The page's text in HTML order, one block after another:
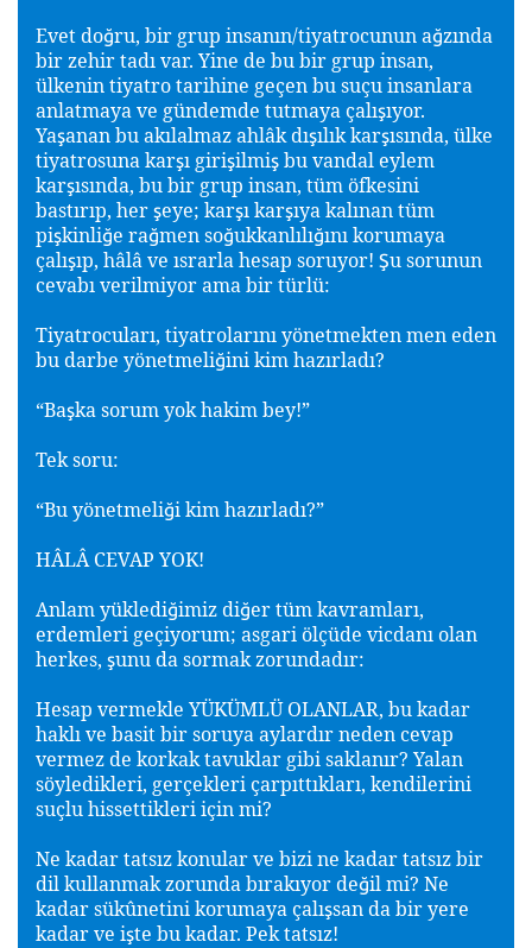
Evet doğru, bir grup insanın/tiyatrocunun ağzında
bir zehir tadı var. Yine de bu bir grup insan,
ülkenin tiyatro tarihine geçen bu suçu insanlara
anlatmaya ve gündemde tutmaya çalışıyor.
Yaşanan bu akılalmaz ahlâk dışılık karşısında, ülke
tiyatrosuna karşı girişilmiş bu vandal eylem
karşısında, bu bir grup insan, tüm öfkesini
bastırıp, her şeye; karşı karşıya kalınan tüm
pişkinliğe rağmen soğukkanlılığını korumaya
çalışıp, hâlâ ve ısrarla hesap soruyor! Şu sorunun
cevabı verilmiyor ama bir türlü:
Tiyatrocuları, tiyatrolarını yönetmekten men eden
bu darbe yönetmeliğini kim hazırladı?
“Başka sorum yok hakim bey!”
Tek soru:
“Bu yönetmeliği kim hazırladı?”
HÂLÂ CEVAP YOK!
Anlam yüklediğimiz diğer tüm kavramları,
erdemleri geçiyorum; asgari ölçüde vicdanı olan
herkes, şunu da sormak zorundadır:
Hesap vermekle YÜKÜMLÜ OLANLAR, bu kadar
haklı ve basit bir soruya aylardır neden cevap
vermez de korkak tavuklar gibi saklanır? Yalan
söyledikleri, gerçekleri çarpıttıkları, kendilerini
suçlu hissettikleri için mi?
Ne kadar tatsız konular ve bizi ne kadar tatsız bir
dil kullanmak zorunda bırakıyor değil mi? Ne
kadar sükûnetini korumaya çalışsan da bir yere
kadar ve işte bu kadar. Pek tatsız!